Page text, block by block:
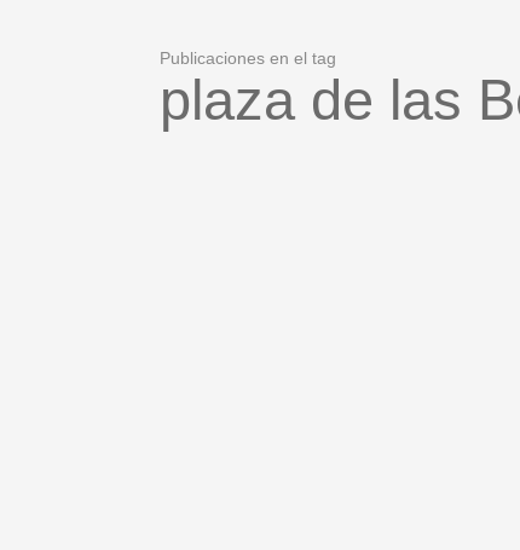
Publicaciones en el tag
plaza de las